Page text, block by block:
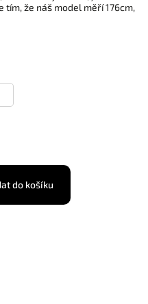
že náš model měří 176cm,
do košíku